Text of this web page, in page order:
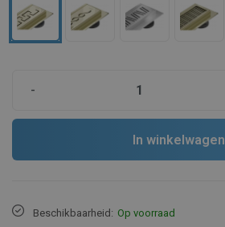
-
In winkelwagen
Beschikbaarheid: Op voorraad